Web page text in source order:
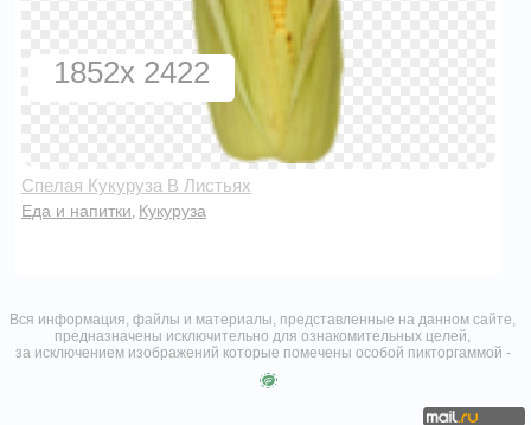
1852x 2422
Спелая Кукуруза В Листьях
Еда и напитки Кукуруза
Вся информация, файлы и материалы, представленные на данном сайте,
предназначены исключительно для ознакомительных целей,
за исключением изображений которые помечены особой пикторгаммой -